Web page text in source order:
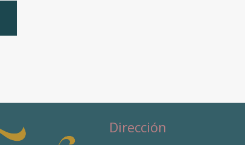
Dirección